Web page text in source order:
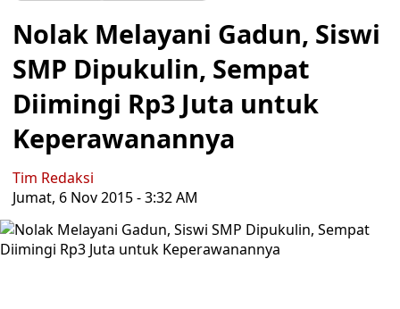
Nolak Melayani Gadun, Siswi
SMP Dipukulin, Sempat
Diimingi Rp3 Juta untuk
Keperawanannya
Tim Redaksi
Jumat, 6 Nov 2015 - 3:32 AM